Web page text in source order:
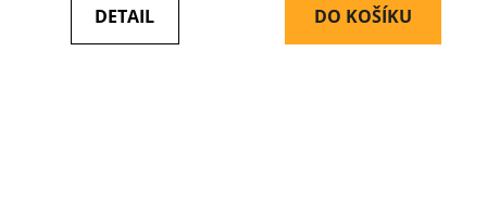
DETAIL DO KOŠÍKU